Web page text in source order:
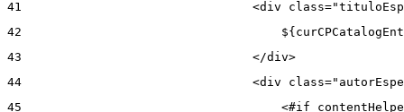
41
<div
42
43
                                </div>
44
<div
45
<#if